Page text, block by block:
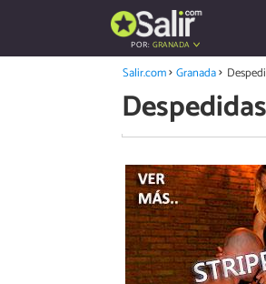
POR: GRANADA
Salir.com Granada